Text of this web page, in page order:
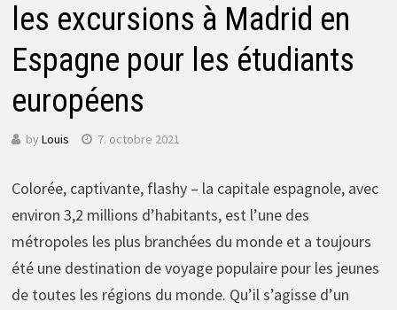
les excursions à Madrid en
Espagne pour les étudiants
européens
by Louis 7. octobre 2021
Colorée, captivante, flashy – la capitale espagnole, avec
environ 3,2 millions d’habitants, est l’une des
métropoles les plus branchées du monde et a toujours
été une destination de voyage populaire pour les jeunes
de toutes les régions du monde. Qu’il s’agisse d’un